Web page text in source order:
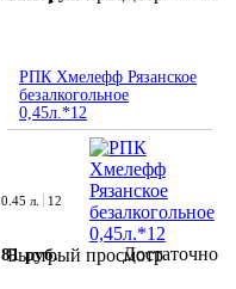
РПК Хмелефф Рязанское
безалкогольное
0,45л.*12
Быстрый просмотр
0.45 л. 12
81 руб. Достаточно